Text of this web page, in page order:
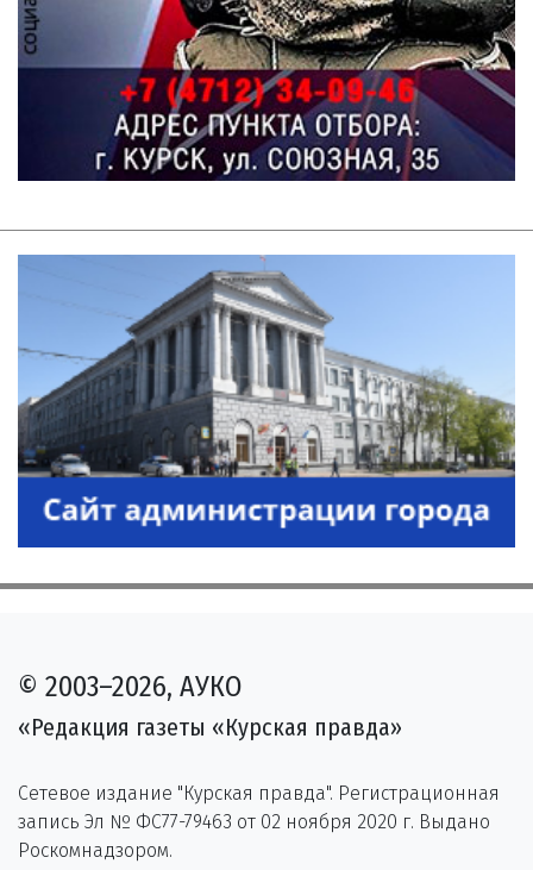
© 2003–2026, АУКО
«Редакция газеты «Курская правда»
Сетевое издание "Курская правда". Регистрационная
запись Эл № ФС77-79463 от 02 ноября 2020 г. Выдано
Роскомнадзором.